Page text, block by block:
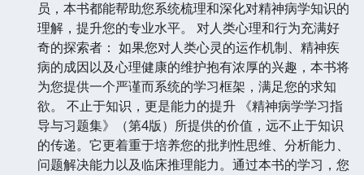
员，本书都能帮助您系统梳理和深化对精神病学知识的
理解，提升您的专业水平。 对人类心理和行为充满好
奇的探索者： 如果您对人类心灵的运作机制、精神疾
病的成因以及心理健康的维护抱有浓厚的兴趣，本书将
为您提供一个严谨而系统的学习框架，满足您的求知
欲。 不止于知识，更是能力的提升 《精神病学学习指
导与习题集》（第4版）所提供的价值，远不止于知识
的传递。它更着重于培养您的批判性思维、分析能力、
问题解决能力以及临床推理能力。通过本书的学习，您